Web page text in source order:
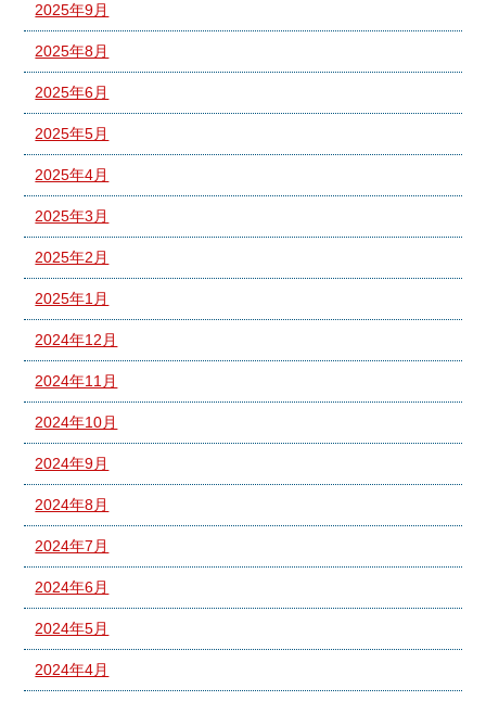
2025年9月
2025年8月
2025年6月
2025年5月
2025年4月
2025年3月
2025年2月
2025年1月
2024年12月
2024年11月
2024年10月
2024年9月
2024年8月
2024年7月
2024年6月
2024年5月
2024年4月